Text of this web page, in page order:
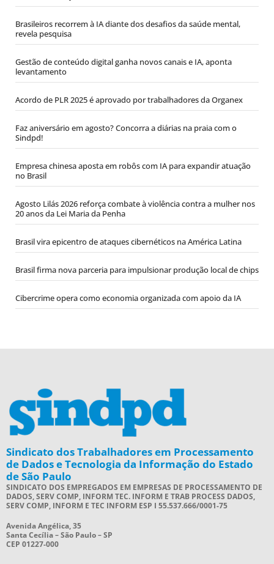
Brasileiros recorrem à IA diante dos desafios da saúde mental,
revela pesquisa
Gestão de conteúdo digital ganha novos canais e IA, aponta
levantamento
Acordo de PLR 2025 é aprovado por trabalhadores da Organex
Faz aniversário em agosto? Concorra a diárias na praia com o
Sindpd!
Empresa chinesa aposta em robôs com IA para expandir atuação
no Brasil
Agosto Lilás 2026 reforça combate à violência contra a mulher nos
20 anos da Lei Maria da Penha
Brasil vira epicentro de ataques cibernéticos na América Latina
Brasil firma nova parceria para impulsionar produção local de chips
Cibercrime opera como economia organizada com apoio da IA
Sindicato dos Trabalhadores em Processamento
de Dados e Tecnologia da Informação do Estado
de São Paulo
SINDICATO DOS EMPREGADOS EM EMPRESAS DE PROCESSAMENTO DE
DADOS, SERV COMP, INFORM TEC. INFORM E TRAB PROCESS DADOS,
SERV COMP, INFORM E TEC INFORM ESP I 55.537.666/0001-75
Avenida Angélica, 35
Santa Cecília – São Paulo – SP
CEP 01227-000